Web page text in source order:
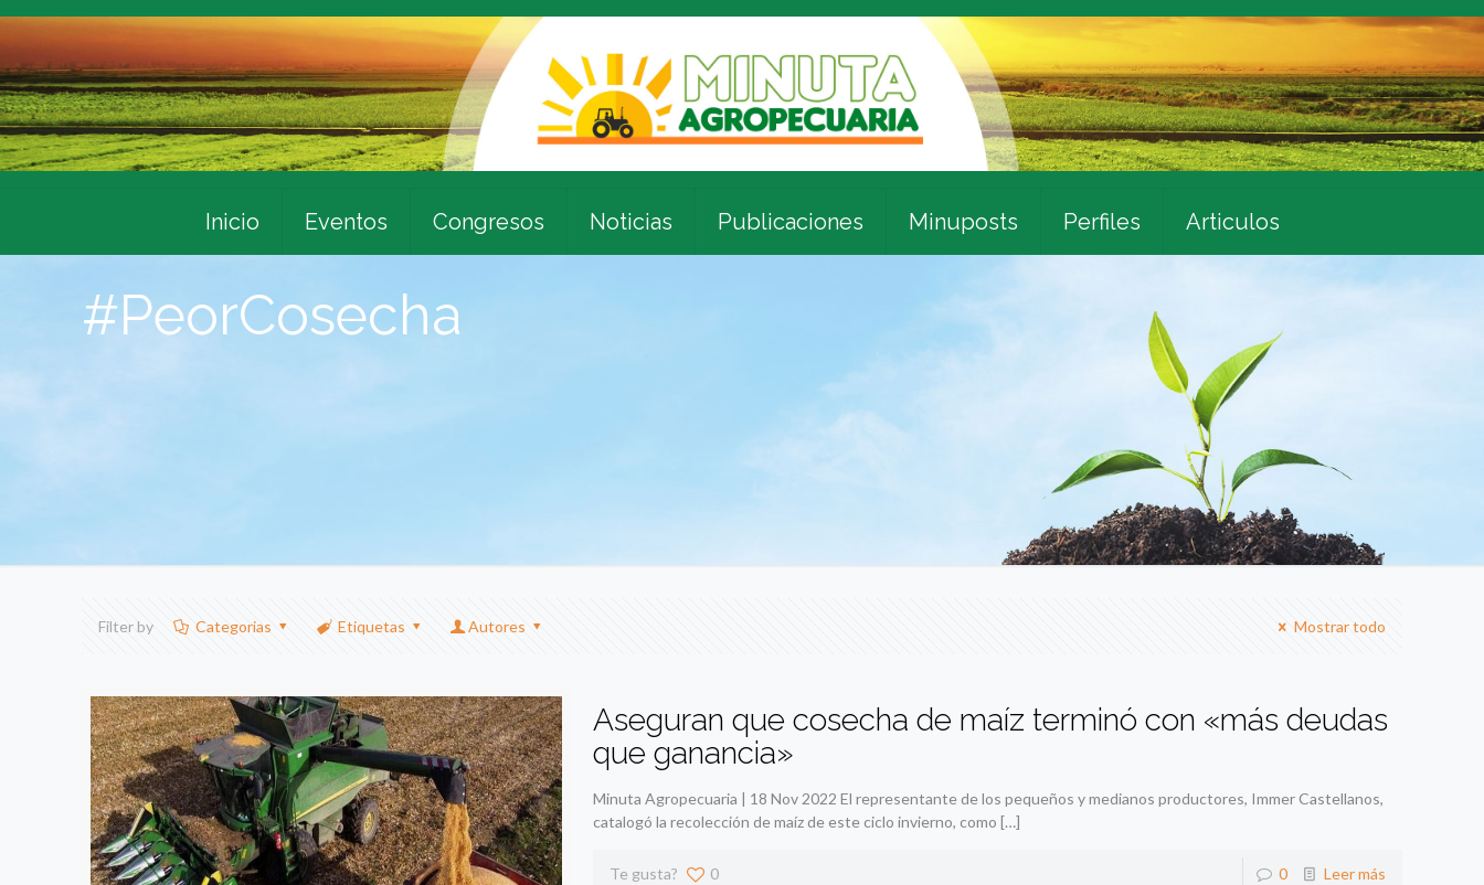
Inicio Eventos Congresos Noticias Publicaciones Minuposts Perfiles Articulos
#PeorCosecha
Filter by Categorias Etiquetas Autores Mostrar todo
Aseguran que cosecha de maíz terminó con «más deudas
que ganancia»
Minuta Agropecuaria | 18 Nov 2022 El representante de los pequeños y medianos productores, Immer Castellanos,
catalogó la recolección de maíz de este ciclo invierno, como […]
Te gusta? 0 0 Leer más